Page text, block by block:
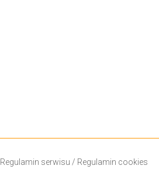
Regulamin serwisu / Regulamin cookies